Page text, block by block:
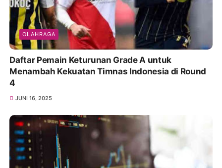
OLAHRAGA
Daftar Pemain Keturunan Grade A untuk
Menambah Kekuatan Timnas Indonesia di Round
4
JUNI 16, 2025